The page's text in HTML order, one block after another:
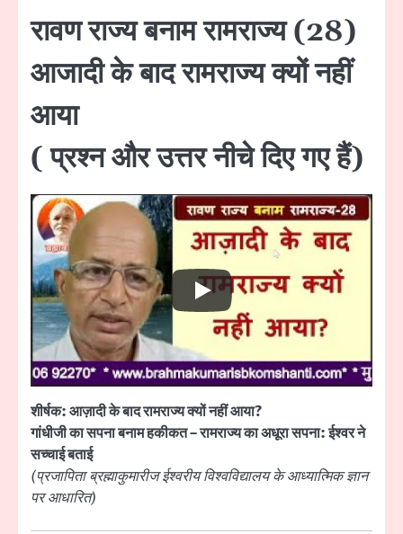
रावण राज्य बनाम रामराज्य (28)
आजादी के बाद रामराज्य क्यों नहीं
आया
( प्रश्न और उत्तर नीचे दिए गए हैं)
शीर्षक: आज़ादी के बाद रामराज्य क्यों नहीं आया?
गांधीजी का सपना बनाम हकीकत – रामराज्य का अधूरा सपना: ईश्वर ने
सच्चाई बताई
(प्रजापिता ब्रह्माकुमारीज ईश्वरीय विश्वविद्यालय के आध्यात्मिक ज्ञान
पर आधारित)